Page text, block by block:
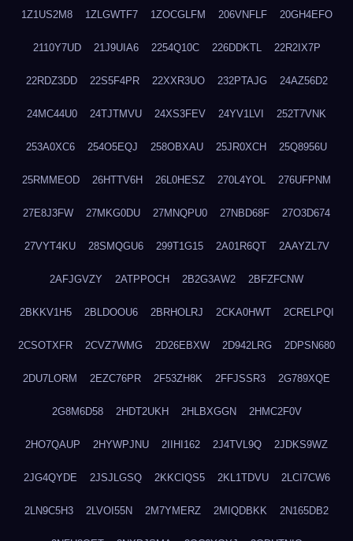
1Z1US2M8 1ZLGWTF7 1ZOCGLFM 206VNFLF 20GH4EFO
2110Y7UD 21J9UIA6 2254Q10C 226DDKTL 22R2IX7P
22RDZ3DD 22S5F4PR 22XXR3UO 232PTAJG 24AZ56D2
24MC44U0 24TJTMVU 24XS3FEV 24YV1LVI 252T7VNK
253A0XC6 254O5EQJ 258OBXAU 25JR0XCH 25Q8956U
25RMMEOD 26HTTV6H 26L0HESZ 270L4YOL 276UFPNM
27E8J3FW 27MKG0DU 27MNQPU0 27NBD68F 27O3D674
27VYT4KU 28SMQGU6 299T1G15 2A01R6QT 2AAYZL7V
2AFJGVZY 2ATPPOCH 2B2G3AW2 2BFZFCNW
2BKKV1H5 2BLDOOU6 2BRHOLRJ 2CKA0HWT 2CRELPQI
2CSOTXFR 2CVZ7WMG 2D26EBXW 2D942LRG 2DPSN680
2DU7LORM 2EZC76PR 2F53ZH8K 2FFJSSR3 2G789XQE
2G8M6D58 2HDT2UKH 2HLBXGGN 2HMC2F0V
2HO7QAUP 2HYWPJNU 2IIHI162 2J4TVL9Q 2JDKS9WZ
2JG4QYDE 2JSJLGSQ 2KKCIQS5 2KL1TDVU 2LCI7CW6
2LN9C5H3 2LVOI55N 2M7YMERZ 2MIQDBKK 2N165DB2